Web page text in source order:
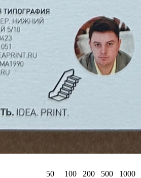
50 100 200 500 1000